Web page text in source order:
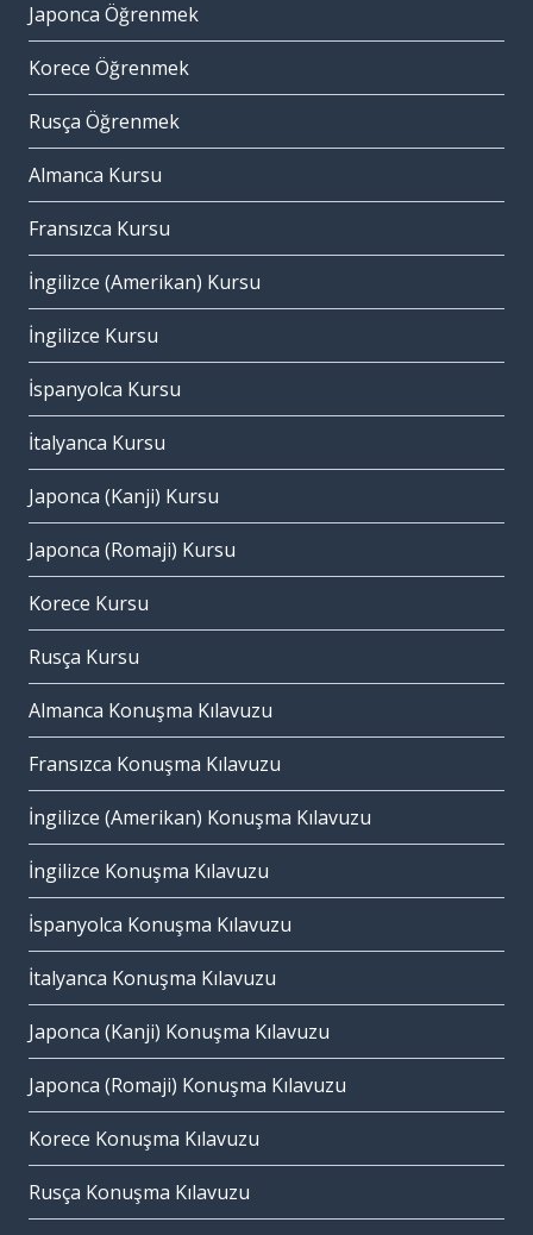
Japonca Öğrenmek
Korece Öğrenmek
Rusça Öğrenmek
Almanca Kursu
Fransızca Kursu
İngilizce (Amerikan) Kursu
İngilizce Kursu
İspanyolca Kursu
İtalyanca Kursu
Japonca (Kanji) Kursu
Japonca (Romaji) Kursu
Korece Kursu
Rusça Kursu
Almanca Konuşma Kılavuzu
Fransızca Konuşma Kılavuzu
İngilizce (Amerikan) Konuşma Kılavuzu
İngilizce Konuşma Kılavuzu
İspanyolca Konuşma Kılavuzu
İtalyanca Konuşma Kılavuzu
Japonca (Kanji) Konuşma Kılavuzu
Japonca (Romaji) Konuşma Kılavuzu
Korece Konuşma Kılavuzu
Rusça Konuşma Kılavuzu